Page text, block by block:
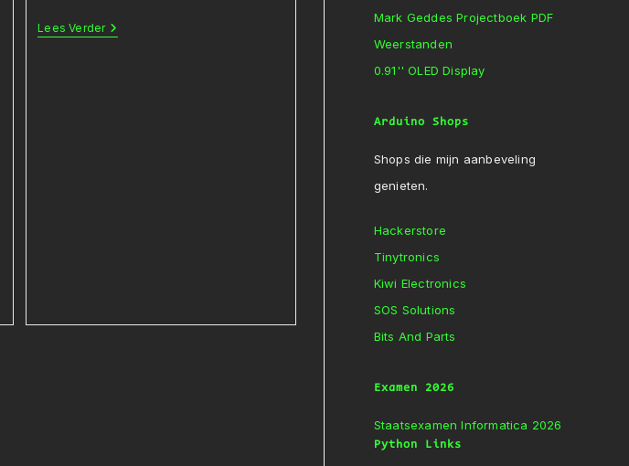
Lees VerderBeschermd:
Arduino
Mark Geddes Projectboek PDF
Weerstanden
0.91'' OLED Display
Arduino Shops
Shops die mijn aanbeveling
genieten.
Hackerstore
Tinytronics
Kiwi Electronics
SOS Solutions
Bits And Parts
Examen 2026
Staatsexamen Informatica 2026
Python Links